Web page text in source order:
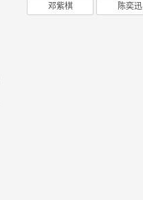
邓紫棋 陈奕迅